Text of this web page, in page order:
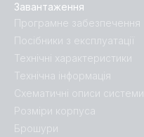
Завантаження
Програмне забезпечення
Посібники з експлуатації
Технічні характеристики
Технічна інформація
Схематичні описи системи
Розміри корпуса
Брошури